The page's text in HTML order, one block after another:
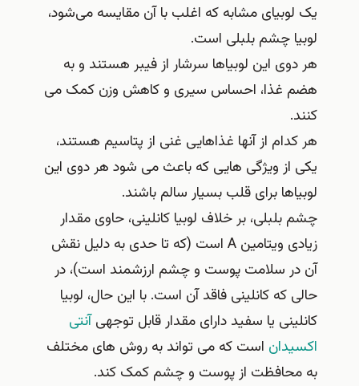
یک لوبیای مشابه که اغلب با آن مقایسه می‌شود،
لوبیا چشم بلبلی است.
هر دوی این لوبیاها سرشار از فیبر هستند و به
هضم غذا، احساس سیری و کاهش وزن کمک می
کنند.
هر کدام از آنها غذاهایی غنی از پتاسیم هستند،
یکی از ویژگی هایی که باعث می شود هر دوی این
لوبیاها برای قلب بسیار سالم باشند.
چشم بلبلی، بر خلاف لوبیا کانلینی، حاوی مقدار
زیادی ویتامین A است (که تا حدی به دلیل نقش
آن در سلامت پوست و چشم ارزشمند است)، در
حالی که کانلینی فاقد آن است. با این حال، لوبیا
کانلینی یا سفید دارای مقدار قابل توجهیآنتی
اکسیدان است که می تواند به روش های مختلف
به محافظت از پوست و چشم کمک کند.